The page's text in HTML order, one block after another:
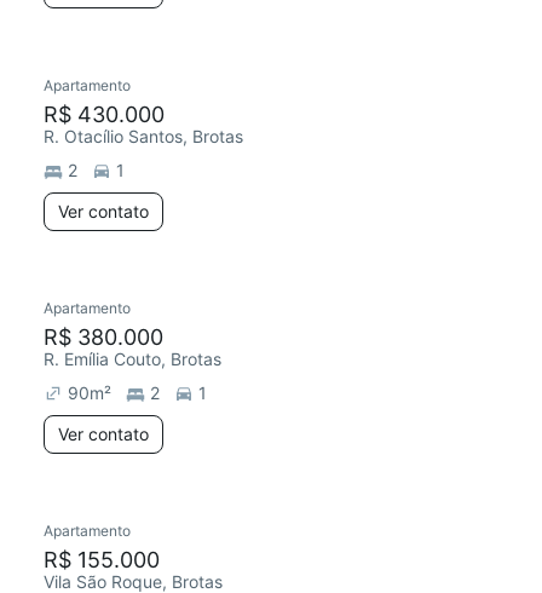
Redecorar
Apartamento
R$ 430.000
R. Otacílio Santos, Brotas
2
1
Ver contato
Redecorar
Apartamento
R$ 380.000
R. Emília Couto, Brotas
90m² 2
1
Ver contato
Chegou este mês
Apartamento
R$ 155.000
Vila São Roque, Brotas